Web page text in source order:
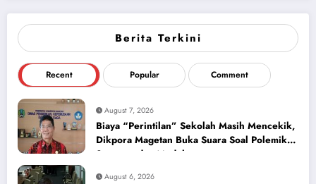
Berita Terkini
Recent Popular Comment
August 7, 2026
Biaya “Perintilan” Sekolah Masih Mencekik,
Dikpora Magetan Buka Suara Soal Polemik
Seragam dan Modul
August 6, 2026